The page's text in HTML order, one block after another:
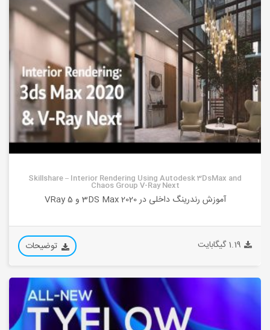
Skillshare – Interior Rendering Using Autodesk 3DsMax and
Chaos Group V-Ray Next
آموزش رندرینگ داخلی در 3DS Max 2020 و VRay 5
1.19 گیگابایت توضیحات